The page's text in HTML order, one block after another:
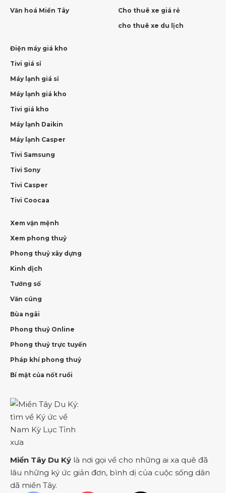
Văn hoá Miền Tây
Cho thuê xe giá rẻ
cho thuê xe du lịch
Điện máy giá kho
Tivi giá sỉ
Máy lạnh giá sỉ
Máy lạnh giá kho
Tivi giá kho
Máy lạnh Daikin
Máy lạnh Casper
Tivi Samsung
Tivi Sony
Tivi Casper
Tivi Coocaa
Xem vận mệnh
Xem phong thuỷ
Phong thuỷ xây dựng
Kinh dịch
Tướng số
Văn cúng
Bùa ngãi
Phong thuỷ Online
Phong thuỷ trực tuyến
Pháp khí phong thuỷ
Bí mật của nốt ruồi
Miền Tây Du Ký là nơi gọi về cho những ai xa quê đã
lâu những ký ức giản đơn, bình dị của cuộc sống dân
dã miền Tây.